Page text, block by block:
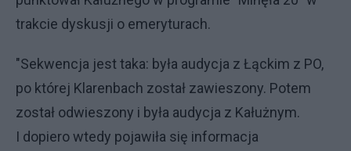
trakcie dyskusji o emeryturach.
"Sekwencja jest taka: była audycja z Łąckim z PO,
po której Klarenbach został zawieszony. Potem
został odwieszony i była audycja z Kałużnym.
I dopiero wtedy pojawiła się informacja